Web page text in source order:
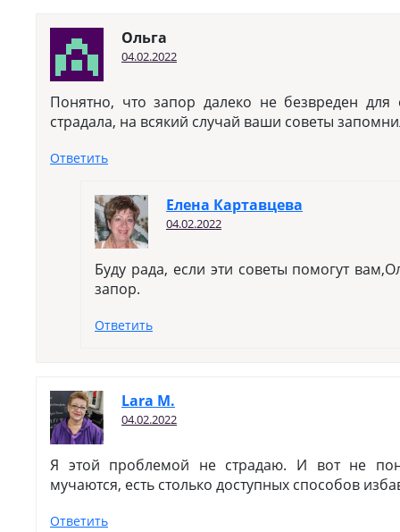
Ольга
04.02.2022
Понятно, что запор далеко не безвреден для
страдала, на всякий случай ваши советы
Ответить
Елена Картавцева
04.02.2022
Буду рада, если эти советы помогут
запор.
Ответить
Lara M.
04.02.2022
Я этой проблемой не страдаю. И вот не
мучаются, есть столько доступных способов
Ответить